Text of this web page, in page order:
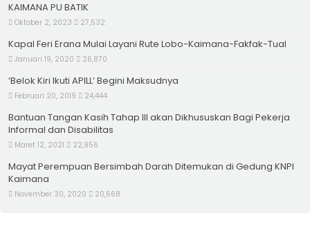
KAIMANA PU BATIK
Oktober 2, 2023 27,532
Kapal Feri Erana Mulai Layani Rute Lobo-Kaimana-Fakfak-Tual
Januari 19, 2020 26,870
‘Belok Kiri Ikuti APILL’ Begini Maksudnya
Februari 20, 2019 24,444
Bantuan Tangan Kasih Tahap III akan Dikhususkan Bagi Pekerja
Informal dan Disabilitas
Maret 12, 2021 22,956
Mayat Perempuan Bersimbah Darah Ditemukan di Gedung KNPI
Kaimana
November 30, 2020 20,668